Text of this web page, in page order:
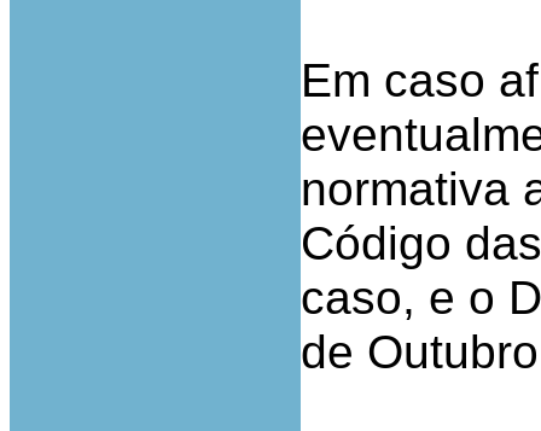
Em caso
normativa
Código
caso, e o
de